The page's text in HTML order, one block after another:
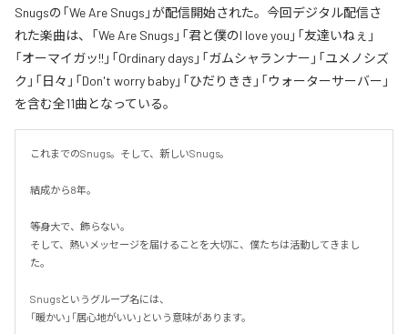
Snugsの「We Are Snugs」が配信開始された。今回デジタル配信さ
れた楽曲は、「We Are Snugs」「君と僕のI love you」「友達いねぇ」
「オーマイガッ!!」「Ordinary days」「ガムシャランナー」「ユメノシズ
ク」「日々」「Don't worry baby」「ひだりきき」「ウォーターサーバー」
を含む全11曲となっている。
これまでのSnugs。そして、新しいSnugs。
結成から8年。
等身大で、飾らない。
そして、熱いメッセージを届けることを大切に、僕たちは活動してきまし
た。
Snugsというグループ名には、
「暖かい」「居心地がいい」という意味があります。